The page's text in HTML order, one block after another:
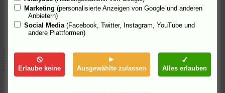
Marketing (personalisierte Anzeigen von Google und anderen
Anbietern)
Social Media (Facebook, Twitter, Instagram, YouTube und
andere Plattformen)
Erlaube keine Ausgewählte zulassen Alles erlauben